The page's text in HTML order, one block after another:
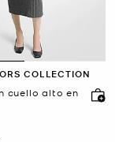
COLLECTION
cuello alto en